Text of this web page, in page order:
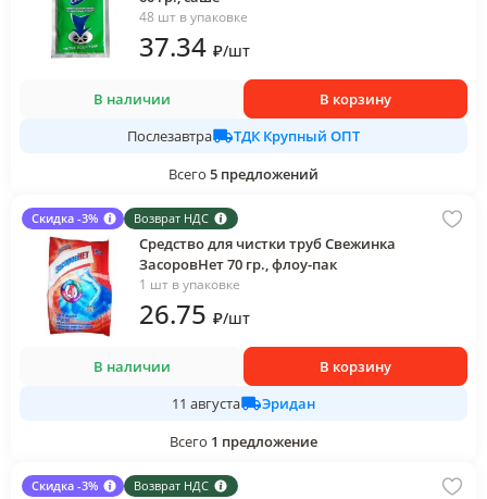
48 шт в упаковке
37.34 ₽/шт
В наличии
В корзину
Послезавтра
ТДК Крупный ОПТ
Всего 5 предложений
Скидка -3% Возврат НДС
Средство для чистки труб Свежинка
ЗасоровНет 70 гр., флоу-пак
1 шт в упаковке
26.75 ₽/шт
В наличии
В корзину
11 августа
Эридан
Всего 1 предложение
Скидка -3% Возврат НДС